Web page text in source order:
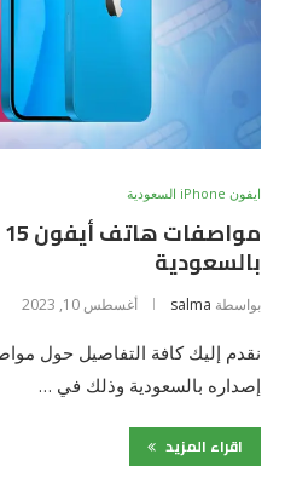
ايفون iPhone السعودية
بالسعودية
بواسطة salma أغسطس 10, 2023
إصداره بالسعودية وذلك في …
اقراء المزيد